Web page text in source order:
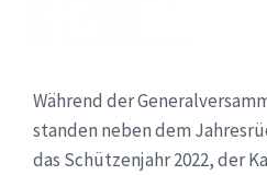
Während der
standen neben dem
das Schützenjahr 2022, der